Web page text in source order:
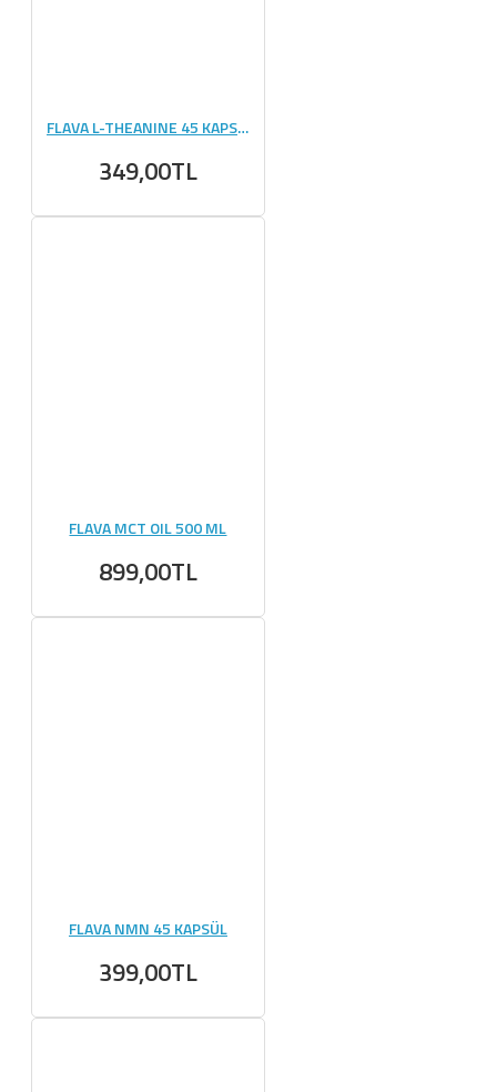
FLAVA L-THEANINE 45 KAPSÜL
349,00TL
FLAVA MCT OIL 500 ML
899,00TL
FLAVA NMN 45 KAPSÜL
399,00TL